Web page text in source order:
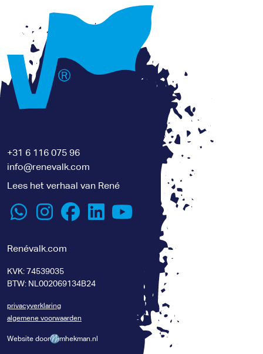
+31 6 116 075 96
info@renevalk.com
Lees het verhaal van René
Renévalk.com
KVK: 74539035
BTW: NL002069134B24
privacyverklaring
algemene voorwaarden
Website door mhekman.nl